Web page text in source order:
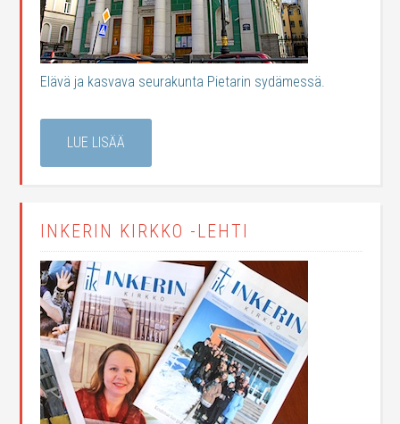
Elävä ja kasvava seurakunta Pietarin sydämessä.
LUE LISÄÄ
INKERIN KIRKKO -LEHTI